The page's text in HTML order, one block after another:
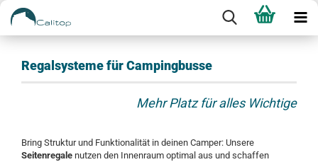
Regalsysteme für Campingbusse
Mehr Platz für alles Wichtige
Bring Struktur und Funktionalität in deinen Camper: Unsere
Seitenregale nutzen den Innenraum optimal aus und schaffen